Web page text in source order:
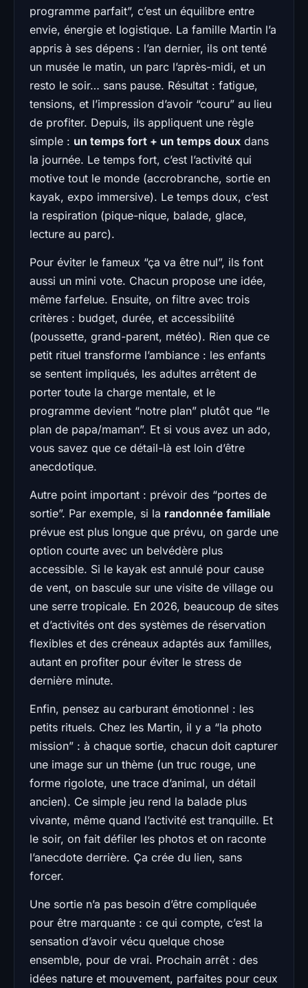
programme parfait”, c’est un équilibre entre
envie, énergie et logistique. La famille Martin l’a
appris à ses dépens : l’an dernier, ils ont tenté
un musée le matin, un parc l’après-midi, et un
resto le soir… sans pause. Résultat : fatigue,
tensions, et l’impression d’avoir “couru” au lieu
de profiter. Depuis, ils appliquent une règle
simple : un temps fort + un temps doux dans
la journée. Le temps fort, c’est l’activité qui
motive tout le monde (accrobranche, sortie en
kayak, expo immersive). Le temps doux, c’est
la respiration (pique-nique, balade, glace,
lecture au parc).
Pour éviter le fameux “ça va être nul”, ils font
aussi un mini vote. Chacun propose une idée,
même farfelue. Ensuite, on filtre avec trois
critères : budget, durée, et accessibilité
(poussette, grand-parent, météo). Rien que ce
petit rituel transforme l’ambiance : les enfants
se sentent impliqués, les adultes arrêtent de
porter toute la charge mentale, et le
programme devient “notre plan” plutôt que “le
plan de papa/maman”. Et si vous avez un ado,
vous savez que ce détail-là est loin d’être
anecdotique.
Autre point important : prévoir des “portes de
sortie”. Par exemple, si la randonnée familiale
prévue est plus longue que prévu, on garde une
option courte avec un belvédère plus
accessible. Si le kayak est annulé pour cause
de vent, on bascule sur une visite de village ou
une serre tropicale. En 2026, beaucoup de sites
et d’activités ont des systèmes de réservation
flexibles et des créneaux adaptés aux familles,
autant en profiter pour éviter le stress de
dernière minute.
Enfin, pensez au carburant émotionnel : les
petits rituels. Chez les Martin, il y a “la photo
mission” : à chaque sortie, chacun doit capturer
une image sur un thème (un truc rouge, une
forme rigolote, une trace d’animal, un détail
ancien). Ce simple jeu rend la balade plus
vivante, même quand l’activité est tranquille. Et
le soir, on fait défiler les photos et on raconte
l’anecdote derrière. Ça crée du lien, sans
forcer.
Une sortie n’a pas besoin d’être compliquée
pour être marquante : ce qui compte, c’est la
sensation d’avoir vécu quelque chose
ensemble, pour de vrai. Prochain arrêt : des
idées nature et mouvement, parfaites pour ceux